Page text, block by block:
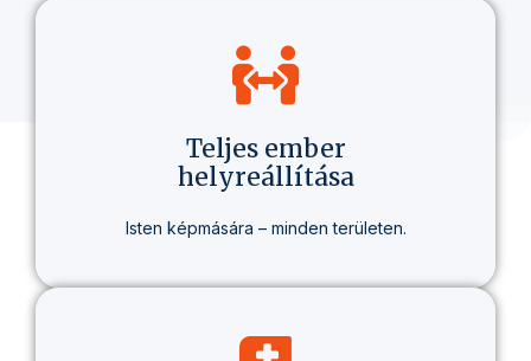
Teljes ember
helyreállítása
Isten képmására – minden területen.
Nem csak hitről beszélünk, hanem egy